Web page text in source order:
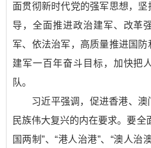
面贯彻新时代党的强军思想，
导，全面推进政治建军、改革
军、依法治军，高质量推进国
建军一百年奋斗目标，加快把
队。
习近平强调，促进香港、
民族伟大复兴的内在要求。要全
国两制”、“港人治港”、“澳人治